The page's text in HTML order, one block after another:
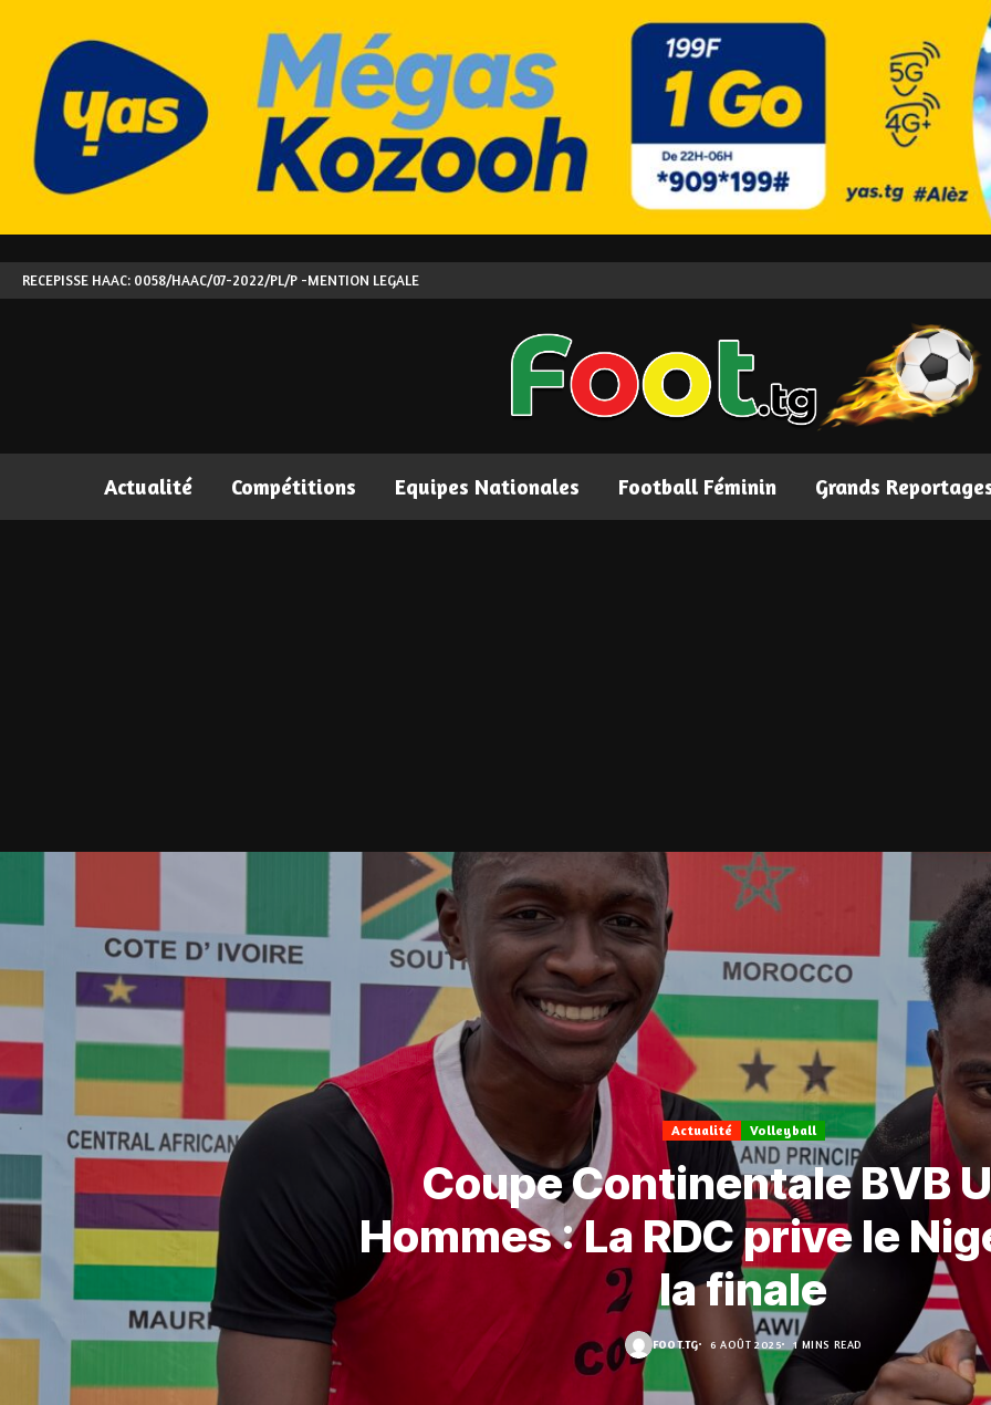
RECEPISSE HAAC: 0058/HAAC/07-2022/PL/P -MENTION LEGALE
Actualité Compétitions Equipes Nationales Football Féminin Grands
Actualité Volleyball
Coupe Continentale BVB
Hommes : La RDC prive le
la finale
FOOT.TG 6 AOÛT 2025 1 MINS READ